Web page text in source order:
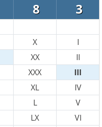
8 3
X
I
XX
II
XXX
III
XL
IV
L
V
LX
VI